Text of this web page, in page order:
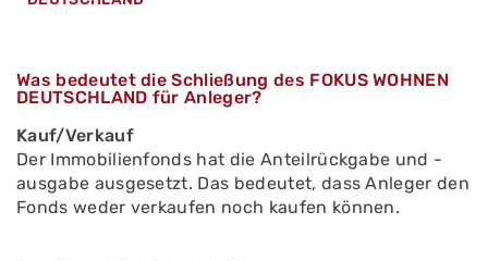
Was bedeutet die Schließung des FOKUS WOHNEN
DEUTSCHLAND für Anleger?
Kauf/Verkauf
Der Immobilienfonds hat die Anteilrückgabe und -
ausgabe ausgesetzt. Das bedeutet, dass Anleger den
Fonds weder verkaufen noch kaufen können.